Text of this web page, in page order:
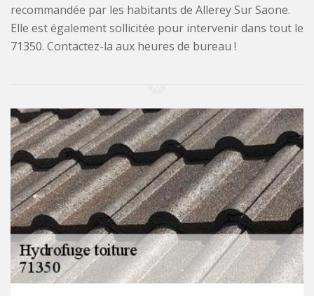
recommandée par les habitants de Allerey Sur Saone.
Elle est également sollicitée pour intervenir dans tout le
71350. Contactez-la aux heures de bureau !